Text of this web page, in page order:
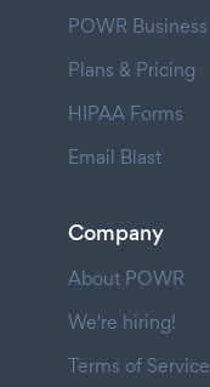
POWR Business
Plans & Pricing
HIPAA Forms
Email Blast
Company
About POWR
We're hiring!
Terms of Service